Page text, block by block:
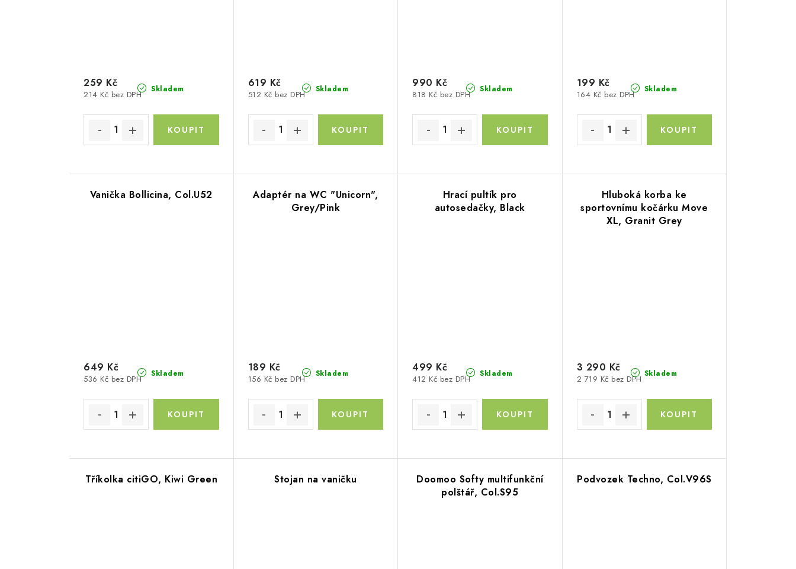
Skladem
214 Kč bez DPH
259 Kč Skladem
512 Kč bez DPH
619 Kč Skladem
818 Kč bez DPH
990 Kč Skladem
164 Kč bez DPH
199 Kč
Vanička Bollicina, Col.U52
Skladem
536 Kč bez DPH
649 Kč
Adaptér na WC "Unicorn",
Grey/Pink
Skladem
156 Kč bez DPH
189 Kč
Hrací pultík pro
autosedačky, Black
Skladem
412 Kč bez DPH
499 Kč
Hluboká korba ke
sportovnímu kočárku Move
XL, Granit Grey
Skladem
2 719 Kč bez DPH
3 290 Kč
Tříkolka citiGO, Kiwi Green Stojan na vaničku
Doomoo Softy multifunkční
polštář, Col.S95
Podvozek Techno, Col.V96S